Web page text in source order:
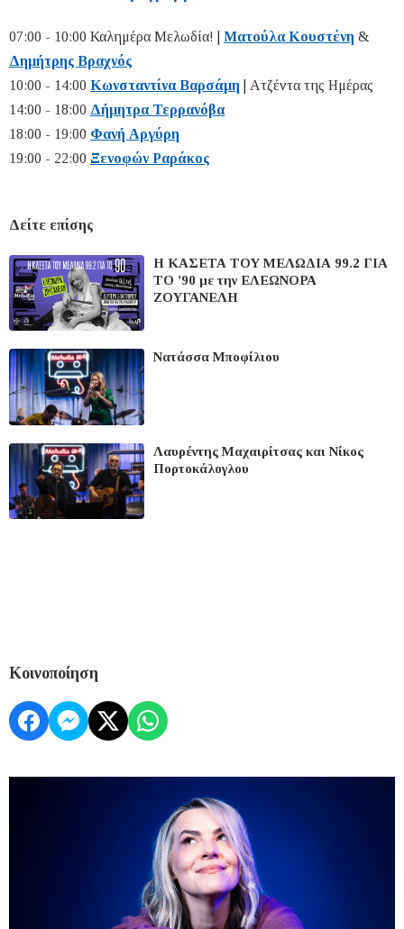
07:00 - 10:00 Καλημέρα Μελωδία! | Ματούλα Κουστένη &
Δημήτρης Βραχνός
10:00 - 14:00 Κωνσταντίνα Βαρσάμη | Ατζέντα της Ημέρας
14:00 - 18:00 Δήμητρα Τερρανόβα
18:00 - 19:00 Φανή Αργύρη
19:00 - 22:00 Ξενοφών Ραράκος
Δείτε επίσης
Η ΚΑΣΕΤΑ ΤΟΥ ΜΕΛΩΔΙΑ 99.2 ΓΙΑ
ΤΟ ’90 με την ΕΛΕΩΝΟΡΑ
ΖΟΥΓΑΝΕΛΗ
Νατάσσα Μποφίλιου
Λαυρέντης Μαχαιρίτσας και Νίκος
Πορτοκάλογλου
Κοινοποίηση